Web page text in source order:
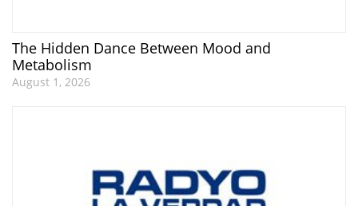
The Hidden Dance Between Mood and
Metabolism
August 1, 2026